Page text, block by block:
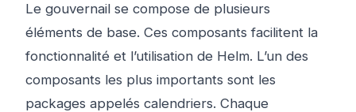
Le gouvernail se compose de plusieurs
éléments de base. Ces composants facilitent la
fonctionnalité et l’utilisation de Helm. L’un des
composants les plus importants sont les
packages appelés calendriers. Chaque